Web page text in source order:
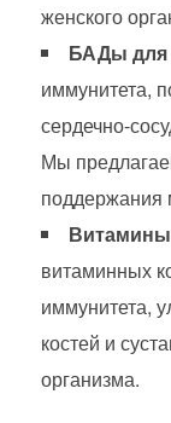
женского
БАДы для
иммунитета,
сердечно-
Мы
поддержания
витаминных
иммунитета,
костей и
организма.